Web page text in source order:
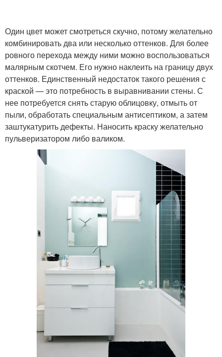
Один цвет может смотреться скучно, потому желательно
комбинировать два или несколько оттенков. Для более
ровного перехода между ними можно воспользоваться
малярным скотчем. Его нужно наклеить на границу двух
оттенков. Единственный недостаток такого решения с
краской — это потребность в выравнивании стены. С
нее потребуется снять старую облицовку, отмыть от
пыли, обработать специальным антисептиком, а затем
заштукатурить дефекты. Наносить краску желательно
пульверизатором либо валиком.